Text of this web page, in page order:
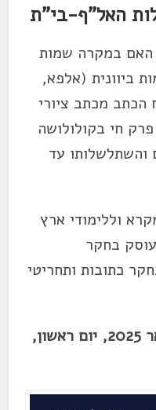
האל"ף-בי"ת
במקרה שמות
ביוונית (אלפא,
הכתב מכתב ציורי
חי בקולולושה
והשתלשלותו עד
וללימודי ארץ
בחקר
כתובות ותחריטי
י"ט בטבת תשפ"ה, 19 בינואר 2025, יום ראשון,